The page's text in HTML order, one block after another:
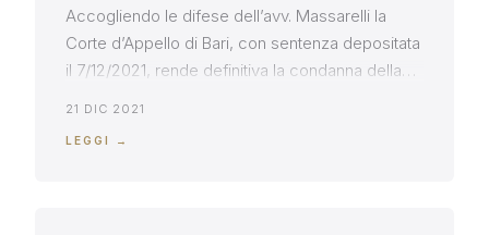
Accogliendo le difese dell’avv. Massarelli la
Corte d’Appello di Bari, con sentenza depositata
il 7/12/2021, rende definitiva la condanna della
nel fornire in giudizio la prova della liquidazione
21 DIC 2021
LEGGI →